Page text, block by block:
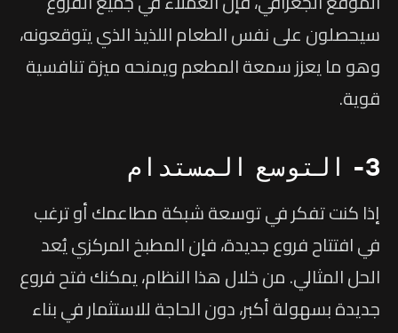
سيحصلون على نفس الطعام اللذيذ الذي يتوقعونه،
وهو ما يعزز سمعة المطعم ويمنحه ميزة تنافسية
قوية.
3- التوسع المستدام
إذا كنت تفكر في توسعة شبكة مطاعمك أو ترغب
في افتتاح فروع جديدة، فإن المطبخ المركزي يُعد
الحل المثالي. من خلال هذا النظام، يمكنك فتح فروع
جديدة بسهولة أكبر، دون الحاجة للاستثمار في بناء